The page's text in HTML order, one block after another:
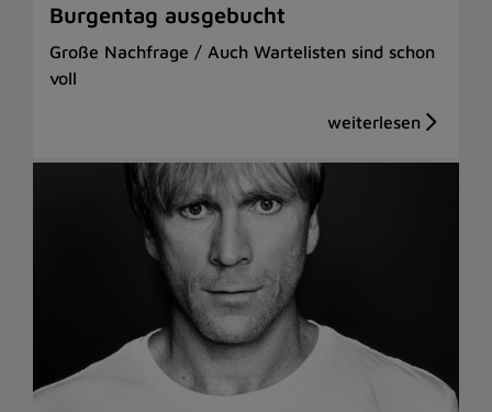
Burgentag ausgebucht
Große Nachfrage / Auch Wartelisten sind schon
voll